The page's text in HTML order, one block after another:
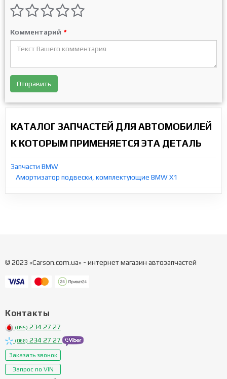
Комментарий *
Отправить
КАТАЛОГ ЗАПЧАСТЕЙ ДЛЯ АВТОМОБИЛЕЙ
К КОТОРЫМ ПРИМЕНЯЕТСЯ ЭТА ДЕТАЛЬ
Запчасти BMW
Амортизатор подвески, комплектующие BMW X1
© 2023 «Carson.com.ua» - интернет магазин автозапчастей
Контакты
(095) 234 27 27
(068) 234 27 27
Заказать звонок
Запрос по VIN